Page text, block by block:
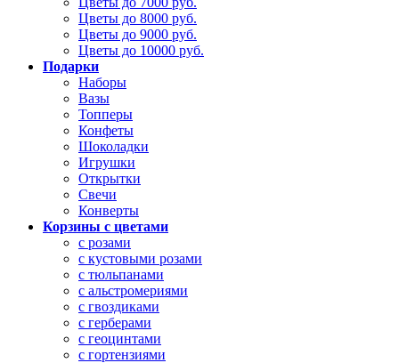
Цветы до 8000 руб.
Цветы до 9000 руб.
Цветы до 10000 руб.
Подарки
Наборы
Вазы
Топперы
Конфеты
Шоколадки
Игрушки
Открытки
Свечи
Конверты
Корзины с цветами
с розами
с кустовыми розами
с тюльпанами
с альстромериями
с гвоздиками
с герберами
с геоцинтами
с гортензиями